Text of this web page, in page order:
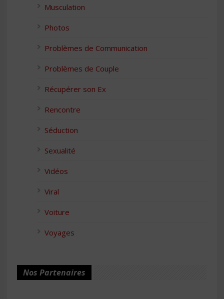
Musculation
Photos
Problèmes de Communication
Problèmes de Couple
Récupérer son Ex
Rencontre
Séduction
Sexualité
Vidéos
Viral
Voiture
Voyages
Nos Partenaires